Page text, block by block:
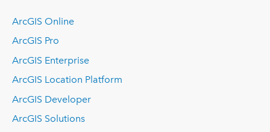
ArcGIS Online
ArcGIS Pro
ArcGIS Enterprise
ArcGIS Location Platform
ArcGIS Developer
ArcGIS Solutions